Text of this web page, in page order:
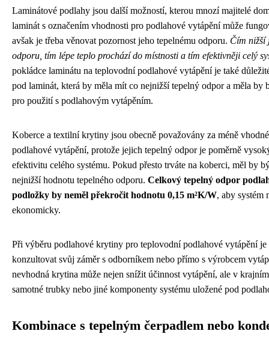
Laminátové podlahy jsou další možností, kterou mnozí majitelé
laminát s označením vhodnosti pro podlahové vytápění může
avšak je třeba věnovat pozornost jeho tepelnému odporu. Čím nižší
odporu, tím lépe teplo prochází do místnosti a tím efektivněji celý
pokládce laminátu na teplovodní podlahové vytápění je také
pod laminát, která by měla mít co nejnižší tepelný odpor a měla by
pro použití s podlahovým vytápěním.
Koberce a textilní krytiny jsou obecně považovány za méně
podlahové vytápění, protože jejich tepelný odpor je poměrně
efektivitu celého systému. Pokud přesto trváte na koberci, měl by
nejnižší hodnotu tepelného odporu. Celkový tepelný odpor
podložky by neměl překročit hodnotu 0,15 m²K/W, aby systém
ekonomicky.
Při výběru podlahové krytiny pro teplovodní podlahové vytápění
konzultovat svůj záměr s odborníkem nebo přímo s výrobcem
nevhodná krytina může nejen snížit účinnost vytápění, ale v
samotné trubky nebo jiné komponenty systému uložené pod
Kombinace s tepelným čerpadlem nebo